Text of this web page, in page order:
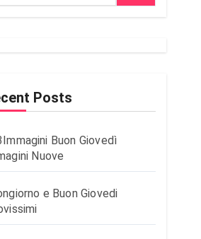
Posts
Buon Giovedì
Nuove
e Buon Giovedi